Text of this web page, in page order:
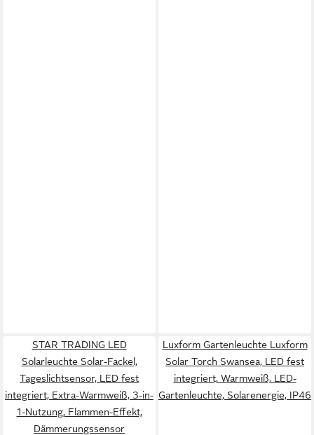
STAR TRADING LED
Solarleuchte Solar-Fackel,
Tageslichtsensor, LED fest
integriert, Extra-Warmweiß, 3-in-
1-Nutzung, Flammen-Effekt,
Dämmerungssensor
Luxform Gartenleuchte Luxform
Solar Torch Swansea, LED fest
integriert, Warmweiß, LED-
Gartenleuchte, Solarenergie, IP46